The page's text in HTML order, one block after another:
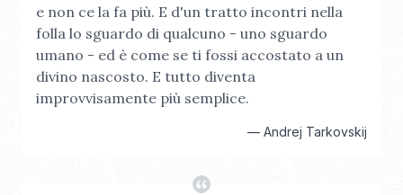
e non ce la fa più. E d'un tratto incontri nella
folla lo sguardo di qualcuno - uno sguardo
umano - ed è come se ti fossi accostato a un
divino nascosto. E tutto diventa
improvvisamente più semplice.
— Andrej Tarkovskij